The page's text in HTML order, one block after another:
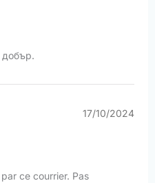
добър.
17/10/2024
ce courrier. Pas